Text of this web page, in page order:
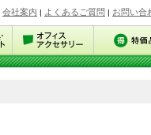
会社案内 | よくあるご質問 | お問い合